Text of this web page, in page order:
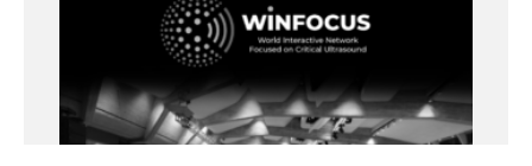
urgente y crítico – 19 y 20 de enero
Universidad de Lleida
+info